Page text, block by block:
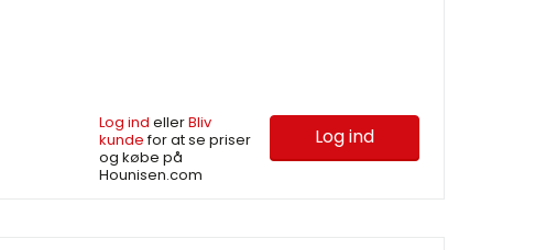
Log ind ellerBliv
kundefor at se priser
og købe på
Hounisen.com
Log ind